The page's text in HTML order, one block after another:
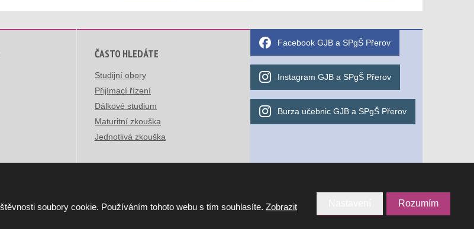
ČASTO HLEDÁTE
Studijní obory
Přijímací řízení
Dálkové studium
Maturitní zkouška
Jednotlivá zkouška
Facebook GJB a SPgŠ Přerov
Instagram GJB a SPgŠ Přerov
Burza učebnic GJB a SPgŠ Přerov
VYROBILA
soubory cookie. Používáním tohoto webu s tím souhlasíte. Zobrazit
Rozumím
Potřebujete poradit?